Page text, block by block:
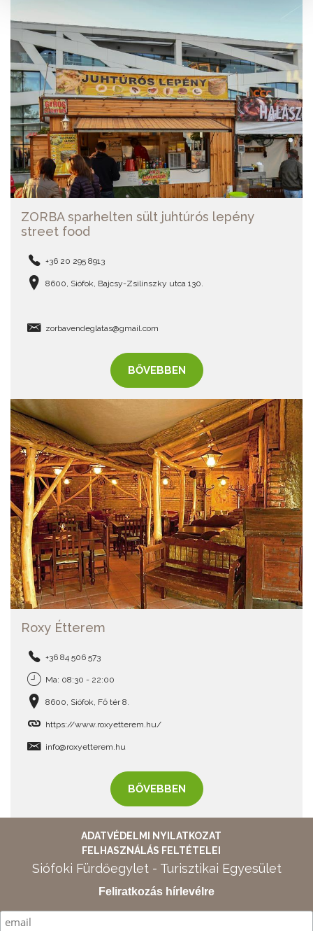
ZORBA sparhelten sült juhtúrós lepény
street food
+36 20 295 8913
8600, Siófok, Bajcsy-Zsilinszky utca 130.
zorbavendeglatas@gmail.com
BŐVEBBEN
Roxy Étterem
+36 84 506 573
Ma: 08:30 - 22:00
8600, Siófok, Fő tér 8.
https://www.roxyetterem.hu/
info@roxyetterem.hu
BŐVEBBEN
ADATVÉDELMI NYILATKOZAT
FELHASZNÁLÁS FELTÉTELEI
Siófoki Fürdőegylet - Turisztikai Egyesület
Feliratkozás hírlevélre